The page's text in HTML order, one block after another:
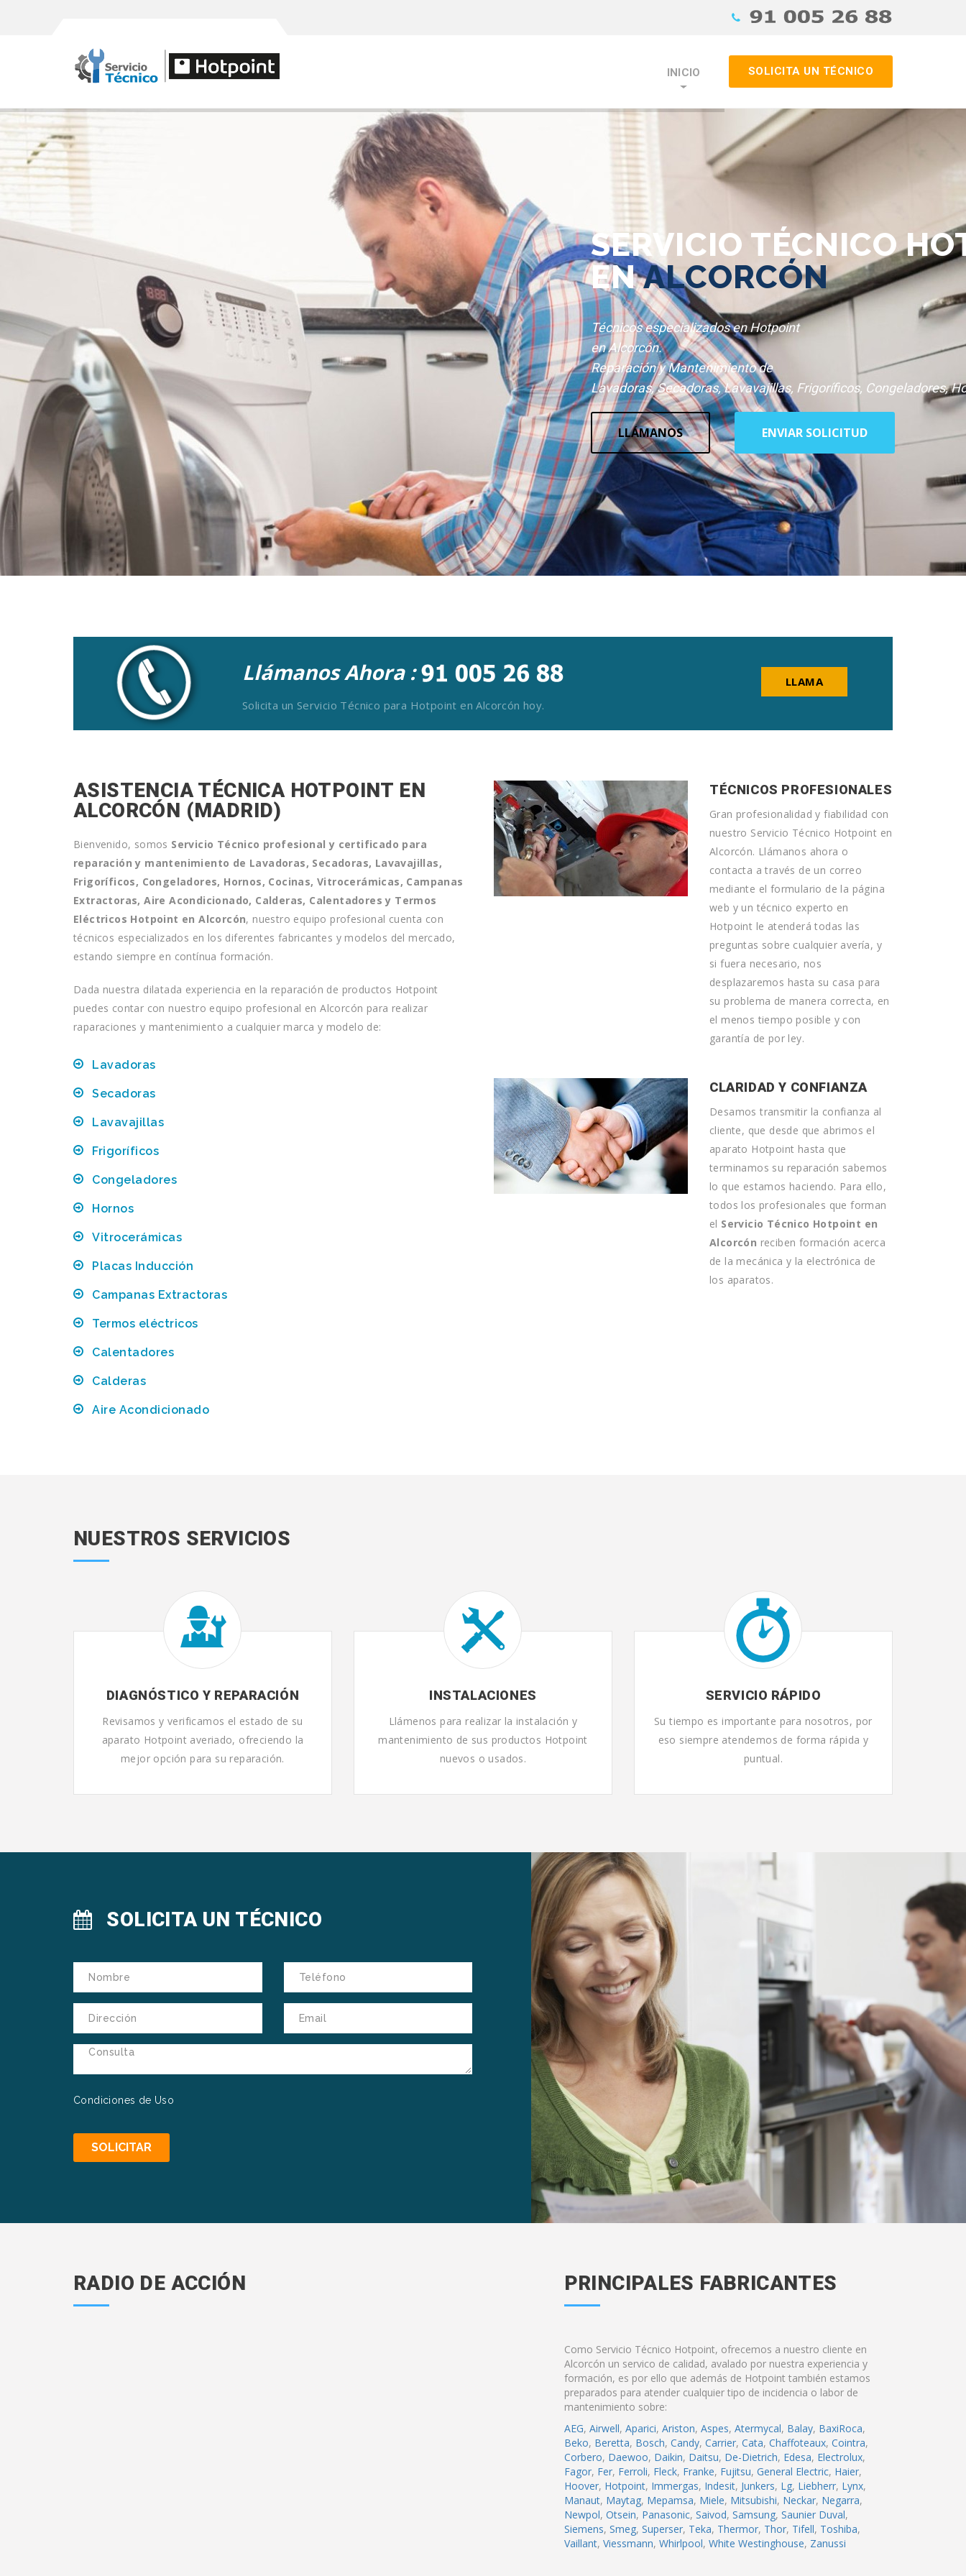
INICIO SOLICITA UN TÉCNICO
Llámanos Ahora :
Solicita un Servicio Técnico para Hotpoint en Alcorcón hoy.
LLAMA
ASISTENCIA TÉCNICA HOTPOINT EN
ALCORCÓN (MADRID)
Bienvenido, somos Servicio Técnico profesional y certificado para
reparación y mantenimiento de Lavadoras, Secadoras, Lavavajillas,
Frigoríficos, Congeladores, Hornos, Cocinas, Vitrocerámicas, Campanas
Extractoras, Aire Acondicionado, Calderas, Calentadores y Termos
Eléctricos Hotpoint en Alcorcón, nuestro equipo profesional cuenta con
técnicos especializados en los diferentes fabricantes y modelos del mercado,
estando siempre en contínua formación.
Dada nuestra dilatada experiencia en la reparación de productos Hotpoint
puedes contar con nuestro equipo profesional en Alcorcón para realizar
raparaciones y mantenimiento a cualquier marca y modelo de:
Lavadoras
Secadoras
Lavavajillas
Frigoríficos
Congeladores
Hornos
Vitrocerámicas
Placas Inducción
Campanas Extractoras
Termos eléctricos
Calentadores
Calderas
Aire Acondicionado
TÉCNICOS PROFESIONALES
Gran profesionalidad y fiabilidad con
nuestro Servicio Técnico Hotpoint en
Alcorcón. Llámanos ahora o
contacta a través de un correo
mediante el formulario de la página
web y un técnico experto en
Hotpoint le atenderá todas las
preguntas sobre cualquier avería, y
si fuera necesario, nos
desplazaremos hasta su casa para
su problema de manera correcta, en
el menos tiempo posible y con
garantía de por ley.
CLARIDAD Y CONFIANZA
Desamos transmitir la confianza al
cliente, que desde que abrimos el
aparato Hotpoint hasta que
terminamos su reparación sabemos
lo que estamos haciendo. Para ello,
todos los profesionales que forman
el Servicio Técnico Hotpoint en
Alcorcón reciben formación acerca
de la mecánica y la electrónica de
los aparatos.
NUESTROS SERVICIOS
DIAGNÓSTICO Y REPARACIÓN
Revisamos y verificamos el estado de su
aparato Hotpoint averiado, ofreciendo la
mejor opción para su reparación.
INSTALACIONES
Llámenos para realizar la instalación y
mantenimiento de sus productos Hotpoint
nuevos o usados.
SERVICIO RÁPIDO
Su tiempo es importante para nosotros, por
eso siempre atendemos de forma rápida y
puntual.
SOLICITA UN TÉCNICO
Condiciones de Uso
RADIO DE ACCIÓN PRINCIPALES FABRICANTES
Como Servicio Técnico Hotpoint, ofrecemos a nuestro cliente en
Alcorcón un servico de calidad, avalado por nuestra experiencia y
formación, es por ello que además de Hotpoint también estamos
preparados para atender cualquier tipo de incidencia o labor de
mantenimiento sobre:
AEG, Airwell, Aparici, Ariston, Aspes, Atermycal, Balay, BaxiRoca,
Beko, Beretta, Bosch, Candy, Carrier, Cata, Chaffoteaux, Cointra,
Corbero, Daewoo, Daikin, Daitsu, De-Dietrich, Edesa, Electrolux,
Fagor, Fer, Ferroli, Fleck, Franke, Fujitsu, General Electric, Haier,
Hoover, Hotpoint, Immergas, Indesit, Junkers, Lg, Liebherr, Lynx,
Manaut, Maytag, Mepamsa, Miele, Mitsubishi, Neckar, Negarra,
Newpol, Otsein, Panasonic, Saivod, Samsung, Saunier Duval,
Siemens, Smeg, Superser, Teka, Thermor, Thor, Tifell, Toshiba,
Vaillant, Viessmann, Whirlpool, White Westinghouse, Zanussi